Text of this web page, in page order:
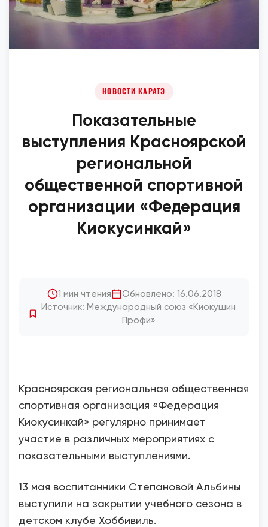
НОВОСТИ КАРАТЭ
Показательные
выступления Красноярской
региональной
общественной спортивной
организации «Федерация
Киокусинкай»
1 мин чтения
Обновлено: 16.06.2018
Источник: Международный союз «Киокушин
Профи»
Красноярская региональная общественная
спортивная организация «Федерация
Киокусинкай» регулярно принимает
участие в различных мероприятиях с
показательными выступлениями.
13 мая воспитанники Степановой Альбины
выступили на закрытии учебного сезона в
детском клубе Хоббивиль.